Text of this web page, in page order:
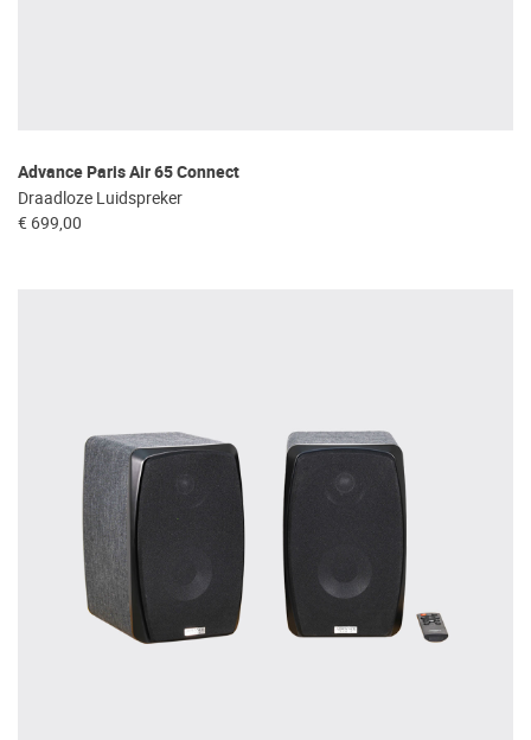
Advance Paris Air 65 Connect
Draadloze Luidspreker
€ 699,00